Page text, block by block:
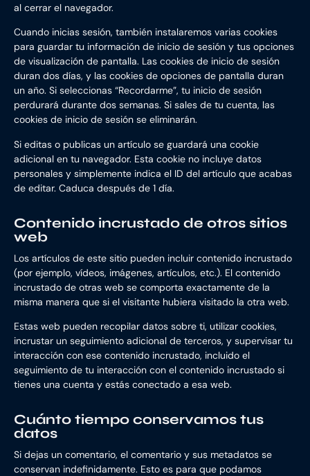
al cerrar el navegador.
Cuando inicias sesión, también instalaremos varias cookies
para guardar tu información de inicio de sesión y tus opciones
de visualización de pantalla. Las cookies de inicio de sesión
duran dos días, y las cookies de opciones de pantalla duran
un año. Si seleccionas “Recordarme”, tu inicio de sesión
perdurará durante dos semanas. Si sales de tu cuenta, las
cookies de inicio de sesión se eliminarán.
Si editas o publicas un artículo se guardará una cookie
adicional en tu navegador. Esta cookie no incluye datos
personales y simplemente indica el ID del artículo que acabas
de editar. Caduca después de 1 día.
Contenido incrustado de otros sitios
web
Los artículos de este sitio pueden incluir contenido incrustado
(por ejemplo, vídeos, imágenes, artículos, etc.). El contenido
incrustado de otras web se comporta exactamente de la
misma manera que si el visitante hubiera visitado la otra web.
Estas web pueden recopilar datos sobre ti, utilizar cookies,
incrustar un seguimiento adicional de terceros, y supervisar tu
interacción con ese contenido incrustado, incluido el
seguimiento de tu interacción con el contenido incrustado si
tienes una cuenta y estás conectado a esa web.
Cuánto tiempo conservamos tus
datos
Si dejas un comentario, el comentario y sus metadatos se
conservan indefinidamente. Esto es para que podamos